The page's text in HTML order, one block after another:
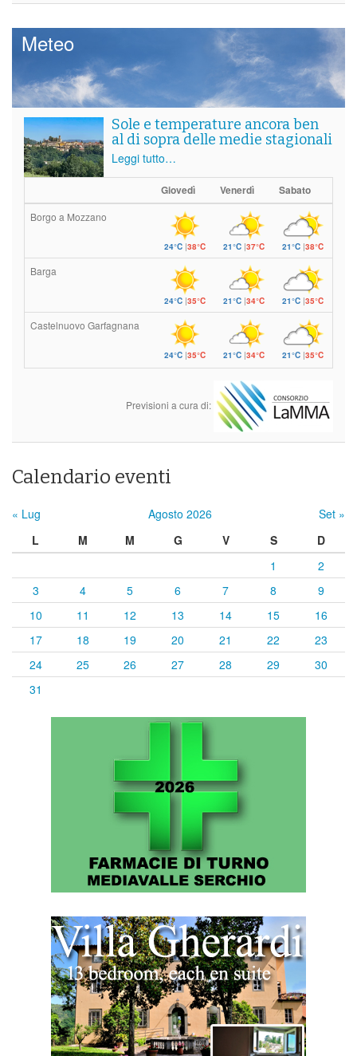
Meteo
Sole e temperature ancora ben
al di sopra delle medie stagionali
Leggi tutto…
Giovedì Venerdì Sabato
Borgo a Mozzano
24°C |38°C 21°C |37°C 21°C |38°C
Barga
24°C |35°C 21°C |34°C 21°C |35°C
Castelnuovo Garfagnana
24°C |35°C 21°C |34°C 21°C |35°C
Previsioni a cura di:
Calendario eventi
« Lug Agosto 2026
Set »
L
M M G V S
D
1
2
3
4 5 6 7 8
9
10
11 12 13 14 15
16
17
18 19 20 21 22
23
24
25 26 27 28 29
30
31